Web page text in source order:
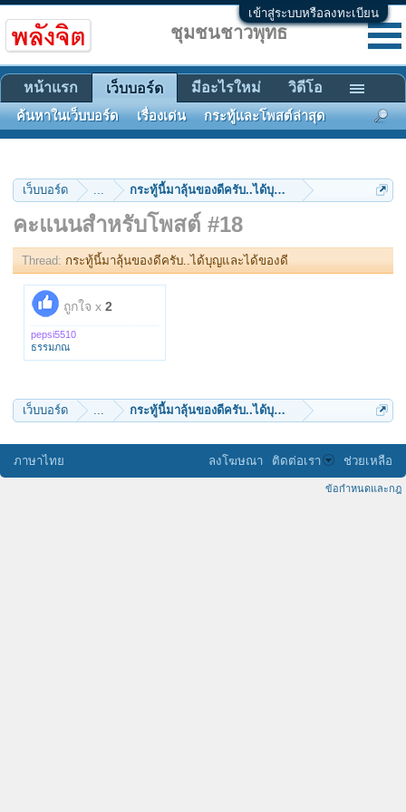
เข้าสู่ระบบหรือลงทะเบียน
เว็บบอร์ด ... กระทู้นี้มาลุ้นของดีครับ..ได้บุญและได้ของดี
คะแนนสำหรับโพสต์ #18
Thread: กระทู้นี้มาลุ้นของดีครับ..ได้บุญและได้ของดี
ถูกใจ x 2
pepsi5510
ธรรมภณ
เว็บบอร์ด ... กระทู้นี้มาลุ้นของดีครับ..ได้บุญและได้ของดี
ชุมชนชาวพุทธ
หน้าแรก เว็บบอร์ด
ค้นหาในเว็บบอร์ด เรื่องเด่น กระทู้และโพสต์ล่าสุด
มีอะไรใหม่ วิดีโอ
ภาษาไทย ลงโฆษณา ติดต่อเรา ช่วยเหลือ
ข้อกำหนดและกฎ